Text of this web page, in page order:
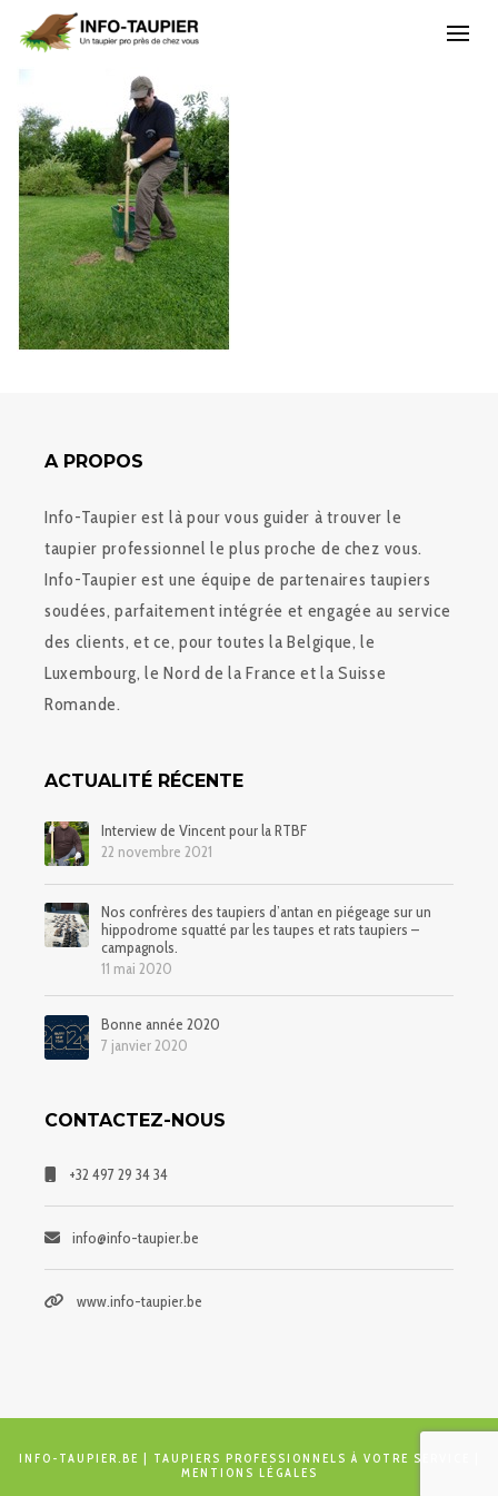
A PROPOS
Info-Taupier est là pour vous guider à trouver le
taupier professionnel le plus proche de chez vous.
Info-Taupier est une équipe de partenaires taupiers
soudées, parfaitement intégrée et engagée au service
des clients, et ce, pour toutes la Belgique, le
Luxembourg, le Nord de la France et la Suisse
Romande.
ACTUALITÉ RÉCENTE
Interview de Vincent pour la RTBF
22 novembre 2021
Nos confrères des taupiers d’antan en piégeage sur un
hippodrome squatté par les taupes et rats taupiers –
campagnols.
11 mai 2020
Bonne année 2020
7 janvier 2020
CONTACTEZ-NOUS
+32 497 29 34 34
info@info-taupier.be
www.info-taupier.be
INFO-TAUPIER.BE | TAUPIERS PROFESSIONNELS À VOTRE SERVICE |
MENTIONS LÉGALES